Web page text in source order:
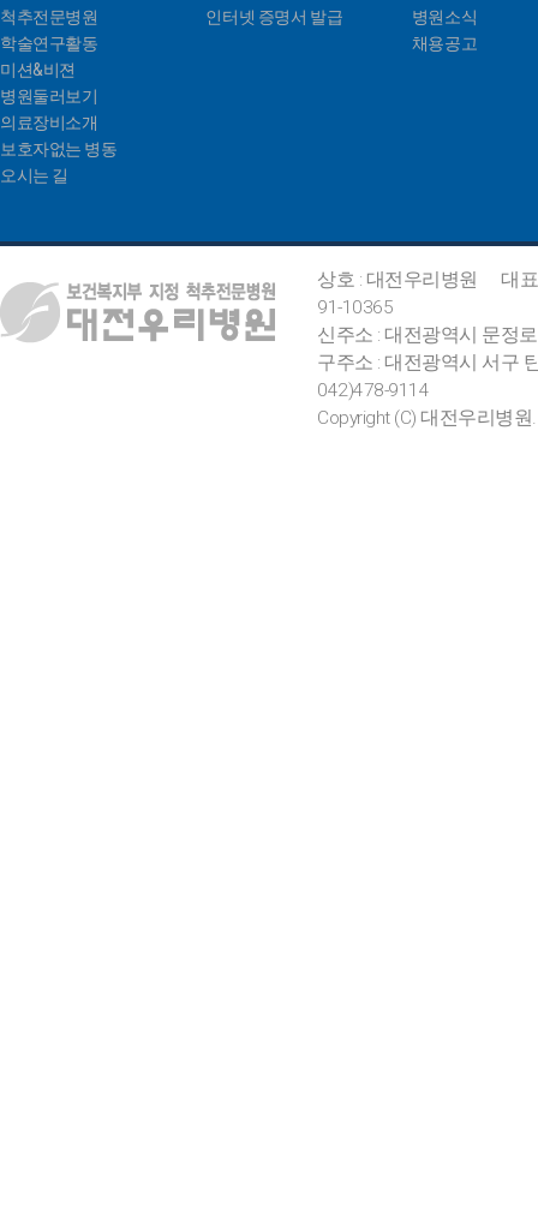
척추전문병원
학술연구활동
미션&비젼
병원둘러보기
의료장비소개
보호자없는 병동
오시는 길
인터넷 증명서 발급
병원소식
채용공고
상호 : 대전우리병원
대
91-10365
신주소 : 대전광역시 문정
구주소 : 대전광역시 서구
042)478-9114
Copyright (C) 대전우리병원